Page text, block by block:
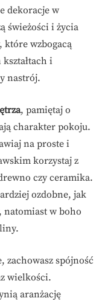
dekoracje w
świeżości i życia
które wzbogacą
i
nastrój.
, pamiętaj o
charakter pokoju.
na proste i
korzystaj z
czy ceramika.
ozdobne, jak
natomiast w boho
zachowasz spójność
wielkości.
aranżację